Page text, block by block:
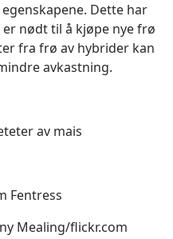
Dette har
nødt til å kjøpe nye frø
fra frø av hybrider kan
avkastning.
av mais
Fentress
Mealing/flickr.com